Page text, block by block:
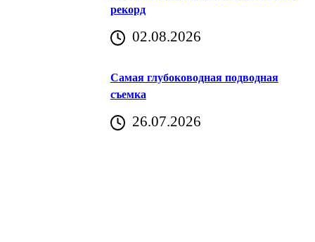
рекорд
02.08.2026
Самая глубоководная подводная
съемка
26.07.2026